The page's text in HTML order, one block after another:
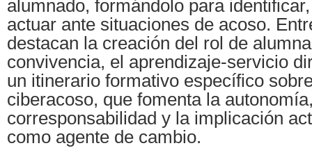
alumnado, formándolo para
actuar ante situaciones de acoso.
destacan la creación del rol de
convivencia, el aprendizaje-servicio
un itinerario formativo específico
ciberacoso, que fomenta la
corresponsabilidad y la implicación
como agente de cambio.